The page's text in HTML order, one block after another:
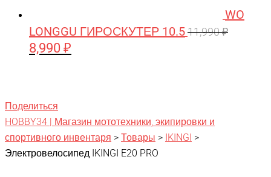
WO
LONGGU ГИРОСКУТЕР 10.511,990₽
Первоначальная
8,990 ₽
Поделиться
HOBBY34 | Магазин мототехники, экипировки и
спортивного инвентаря > Товары > IKINGI >
Электровелосипед IKINGI E20 PRO